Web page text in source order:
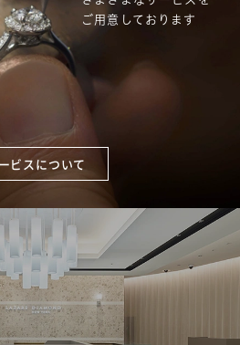
ご用意しております
ビスについて